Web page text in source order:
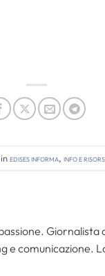
Edises informa, Info e
Giornalista
e comunicazione.